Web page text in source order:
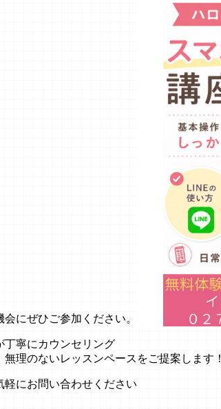
にぜひご参加ください。
丁寧にカウンセリング
理のないレッスンペースをご提案します！
にお問い合わせください